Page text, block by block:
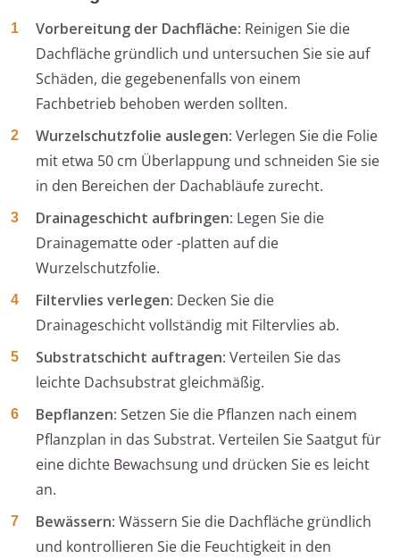
Vorbereitung der Dachfläche: Reinigen Sie die
Dachfläche gründlich und untersuchen Sie sie auf
Schäden, die gegebenenfalls von einem
Fachbetrieb behoben werden sollten.
Wurzelschutzfolie auslegen: Verlegen Sie die Folie
mit etwa 50 cm Überlappung und schneiden Sie sie
in den Bereichen der Dachabläufe zurecht.
Drainageschicht aufbringen: Legen Sie die
Drainagematte oder -platten auf die
Wurzelschutzfolie.
Filtervlies verlegen: Decken Sie die
Drainageschicht vollständig mit Filtervlies ab.
Substratschicht auftragen: Verteilen Sie das
leichte Dachsubstrat gleichmäßig.
Bepflanzen: Setzen Sie die Pflanzen nach einem
Pflanzplan in das Substrat. Verteilen Sie Saatgut für
eine dichte Bewachsung und drücken Sie es leicht
an.
Bewässern: Wässern Sie die Dachfläche gründlich
und kontrollieren Sie die Feuchtigkeit in den